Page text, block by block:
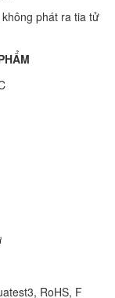
phát ra tia tử
RoHS, F